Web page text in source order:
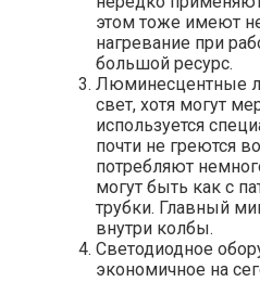
этом тоже имеют
нагревание при
большой ресурс.
Люминесцентные
свет, хотя могут
используется
почти не греются
потребляют
могут быть как с
трубки. Главный
внутри колбы.
Светодиодное
экономичное на